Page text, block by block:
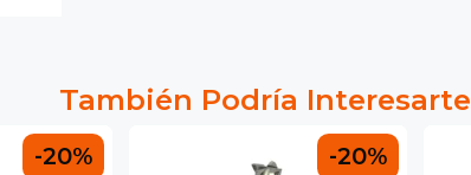
También Podría Interesarte
-20% -20%